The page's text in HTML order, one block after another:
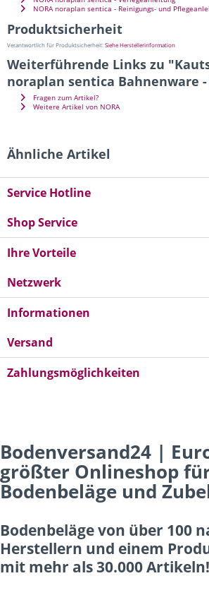
NORA noraplan sentica - Reinigungs- und
Produktsicherheit
Verantwortlich für Produktsicherheit:Siehe Herstellerinformation
Weiterführende Links zu
noraplan sentica Bahnenware -
Fragen zum Artikel?
Weitere Artikel von NORA
Ähnliche Artikel
Service Hotline
Shop Service
Ihre Vorteile
Netzwerk
Informationen
Versand
Zahlungsmöglichkeiten
Bodenversand24 |
größter Onlineshop
Bodenbeläge und
Bodenbeläge von über 100
Herstellern und einem
mit mehr als 30.000 Artikeln!